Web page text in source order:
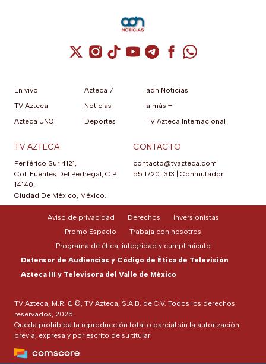
Cuenta de X / Twitter (se abre en una
Cuenta de Instagram (se abre en una
Cuenta de TikTok (se abre en
Cuenta de YouTube (se abre
Cuenta de Telegram (se
Cuenta de
Cuenta de
En vivo
TV Azteca
Azteca UNO
Azteca 7
Noticias
Deportes
adn Noticias
a más +
TV Azteca Internacional
TV AZTECA
Periférico Sur 4121,
Col. Fuentes Del Pedregal, C.P.
14140,
Ciudad De México, México.
CONTACTO
contacto@tvazteca.com
55 1720 1313 | Conmutador
TV Azteca, M.R. & ©, TV Azteca, S.A.B. de C.V. Todos los derechos
reservados, 2025.
Queda prohibida la reproducción total o parcial sin la autorización
previa, expresa y por escrito de su titular.
Aviso de privacidad Derechos
Inversionistas
Promo Espacio
Trabaja con nosotros
Programa de ética, integridad y cumplimiento
Defensor de Audiencias y Código de Ética de Televisión
Azteca III y Televisora del Valle de México